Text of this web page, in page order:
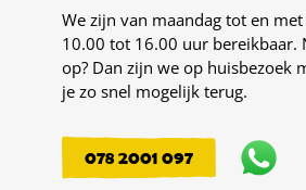
We zijn van maandag tot en
10.00 tot 16.00 uur bereikbaar.
op? Dan zijn we op huisbezoek
je zo snel mogelijk terug.
078 2001 097